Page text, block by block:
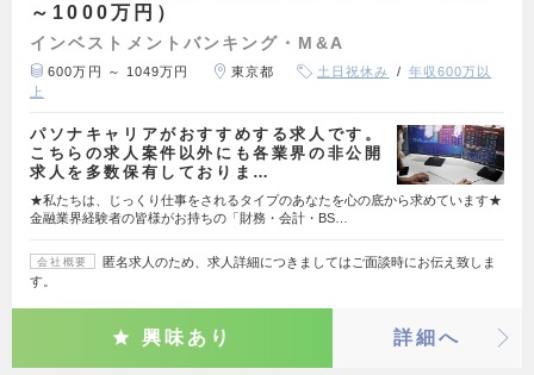
～1000万円）
インベストメントバンキング・M&A
600万円 ～ 1049万円 東京都 土日祝休み
年収600万以
上
パソナキャリアがおすすめする求人です。
こちらの求人案件以外にも各業界の非公開
求人を多数保有しておりま…
★私たちは、じっくり仕事をされるタイプのあなたを心の底から求めています★
金融業界経験者の皆様がお持ちの「財務・会計・BS…
会社概要
匿名求人のため、求人詳細につきましてはご面談時にお伝え致しま
す。
興味あり 詳細へ